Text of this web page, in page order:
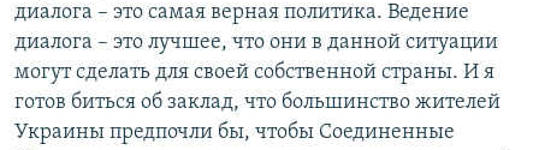
диалога – это самая верная политика. Ведение
диалога – это лучшее, что они в данной ситуации
могут сделать для своей собственной страны. И я
готов биться об заклад, что большинство жителей
Украины предпочли бы, чтобы Соединенные